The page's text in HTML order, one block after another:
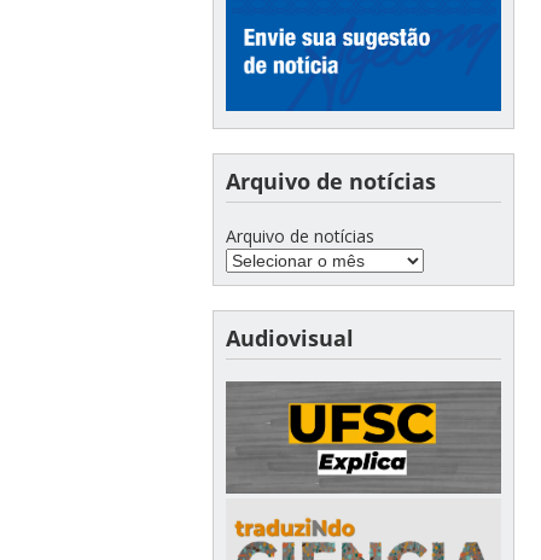
Arquivo de notícias
Arquivo de notícias
Audiovisual